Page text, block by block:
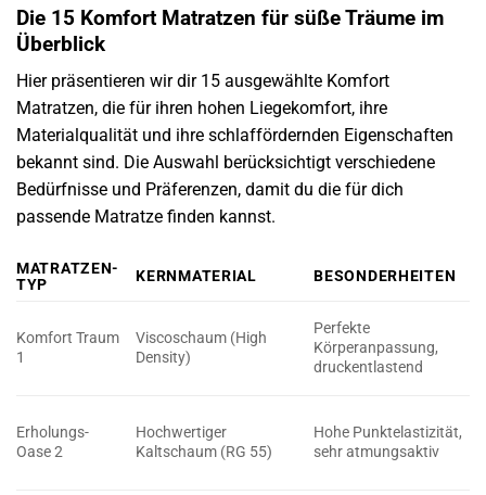
Die 15 Komfort Matratzen für süße Träume im
Überblick
Hier präsentieren wir dir 15 ausgewählte Komfort
Matratzen, die für ihren hohen Liegekomfort, ihre
Materialqualität und ihre schlaffördernden Eigenschaften
bekannt sind. Die Auswahl berücksichtigt verschiedene
Bedürfnisse und Präferenzen, damit du die für dich
passende Matratze finden kannst.
MATRATZEN-
TYP
KERNMATERIAL BESONDERHEITEN
Komfort Traum
1
Viscoschaum (High
Density)
Perfekte
Körperanpassung,
druckentlastend
Erholungs-
Oase 2
Hochwertiger
Kaltschaum (RG 55)
Hohe Punktelastizität,
sehr atmungsaktiv